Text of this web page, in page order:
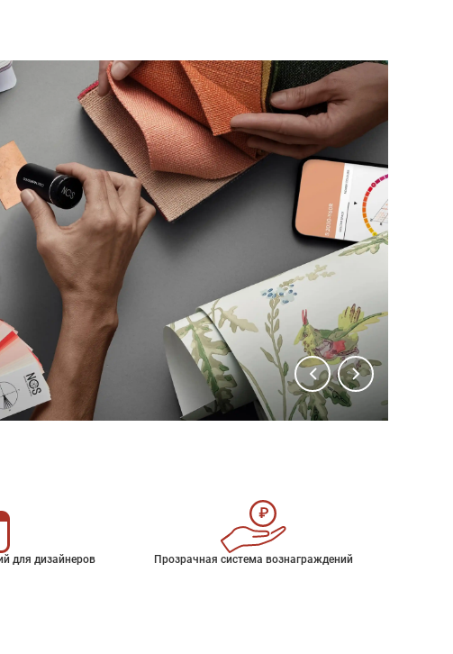
для дизайнеров Прозрачная система вознаграждений